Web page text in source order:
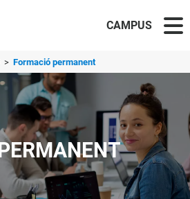
CAMPUS
> Formació permanent